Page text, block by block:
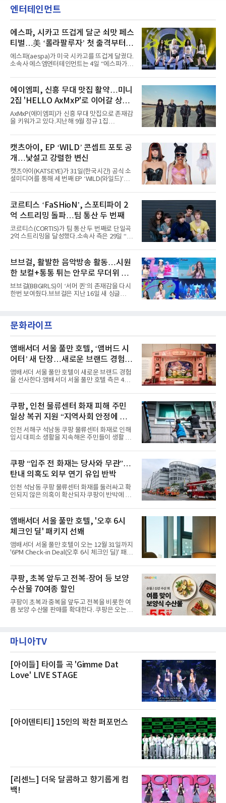
엔터테인먼트
에스파, 시카고 뜨겁게 달군 쇠맛 페스
티벌…美 ‘롤라팔루자’ 첫 출격부터
증명한 존재감
에스파(aespa)가 미국 시카고를 뜨겁게 달궜다.
소속사 에스엠엔터테인먼트는 4일 “에스파가
서 열린 ‘롤라팔루자 시카고’(Lollapalooza
Chicago)의 알리안츠 스테이지에 올랐다”며
“총 14곡으로 구성된 세트리스트를 선사, 데뷔 7
년 차다운 노련한 무대 매너와 파워풀한 에너지
로 현장의 분위기를 압도했다”고 밝혔다.1991
년 시작된 ‘롤라팔루자’는 8개 스테이지, 170여
팀의 아티스트와 40만 명 이상의 관객이 운집하
코르티스 등 K팝 스타들이 출연진 명단에 이름
을 올렸다.이날 에스파는
에이엠피, 신흥 무대 맛집 활약…미니
2집 'HELLO AxMxP'로 이어갈 상승
세
AxMxP(에이엠피)가 신흥 무대 맛집으로 존재감
을 키워가고 있다.지난해 9월 정규 1집
AxMxP는 데뷔 전부터 버스킹과 각종 페스티벌,
공연 무대에 오르며 실전 경험을 쌓아왔다.이들
은 소속사 패밀리 콘서트를 비롯해 '뷰티풀 민트
라이프 2025', '2025 부산국제록페스티벌' 등 대
형 무대에 잇달아 출연해 당찬 에너지와 풋풋한
매력으로 음악팬들의 눈도장을 찍었다.이후
AxMxP는 '카운트다운 판타지 2025-2026',
정적인 실력을 입증했고, 올해 '2026 어썸뮤직
페스티벌', '뷰티풀 민트 라이프 2026', '2026
캣츠아이, EP ‘WILD’ 콘셉트 포토 공
개…낯설고 강렬한 변신
캣츠아이(KATSEYE)가 31일(한국시간) 공식 소
셜미디어를 통해 세 번째 EP ‘WILD(와일드)’의
heart(와일드 하트)’라는 제목이 붙은 콘셉트 포
토에는 멤버들의 본능적이고 야성적인 면모가
강렬하게 담겼다. 짙은 아이섀도와 푸른빛·금빛·
붉은빛의 컬러 렌즈가 비현실적인 분위기를 자
아내고, 여러 원색이 불규칙하게 뒤섞인 멀티컬
러 헤어와 과감한 블루·블랙 립 메이크업이 낯설
고도 매혹적인 비주얼을 완성했다.스타일링 역
엣을 거침없이 결합했다. 멤버들은 각기 다른 개
성을 살린 스타일링을 선
코르티스 ‘FaSHioN’, 스포티파이 2
억 스트리밍 돌파…팀 통산 두 번째
코르티스(CORTIS)가 팀 통산 두 번째로 단일곡
2억 스트리밍을 달성했다.소속사 측은 29일 “코
벌 오디오·음원 스트리밍 플랫폼 스포티파이에
서 27일 자로 누적 재생 수 2억 회를 돌파했
다”고 밝혔다.곡이 발표된 지 약 10개월 만이다.
팀의 첫 번째 2억 스트리밍 곡은 동일 음반에 수
록된 ‘GO!’다. 이 노래는 공개 약 9개월 만인 지
난달 26일 자에 2억 고지를 밟았다. 이는 최근 5
년 내 데뷔한 보이그룹의 곡 중 최단기 2억 달성
했다. “내 티, 5 bucks 바지는, 만원” 등 멤버들
의 라이프 스타일
브브걸, 활발한 음악방송 활동…시원
한 보컬+통통 튀는 안무로 무더위 사
냥
브브걸(BBGIRLS)이 ‘서머 퀸’의 존재감을 다시
한번 보여줬다.브브걸은 지난 16일 새 싱글
MBC '쇼! 음악중심', SBS '인기가요' 등 주요 음
악방송 무대에 올라 화려한 퍼포먼스를 펼쳤다.
력을 앞세워 매 무대 색다른 볼거리를 선사했다.
특히 화사한 파스텔 톤의 비치웨어부터 청량한
마린룩, 햇살 아래 반짝이는 물결을 연상시키는
스커트, 강렬한 붉은 계열의 스타일링까지 각기
다른 매력을 선보였다. 브브걸은 다채로운 여름
패션을 완벽하게 소화하며 보
문화라이프
앰배서더 서울 풀만 호텔, ‘앰버드 시
어터’ 새 단장…새로운 브랜드 경험 선
사
앰배서더 서울 풀만 호텔이 새로운 브랜드 경험
을 선사한다.앰배서더 서울 풀만 호텔 측은 4일
이야기를 담은 인형 극장 콘셉트의 공간 ‘앰버드
시어터(Ambird Theater)’를 새롭게 선보인
다”고 밝혔다.앰배서더 서울 풀만 호텔은 로비
한편에 마련된 앰버드 존을 통해 앰버드의 세계
관을 소개해왔다. 앰버드 존은 앰버드가 우주여
행 중 수집한 다양한 굿즈를 전시한 '앰버드 플래
닛(Ambird Planet)과 계절별 플라워 연출로 사
라 극장을 모티브로 한 데코레이션으로 구성됐
다. 무대 공간 및 티켓 박스
쿠팡, 인천 물류센터 화재 피해 주민
일상 복귀 지원 “지역사회 안정에 총
력”
인천 서해구 석남동 쿠팡 물류센터 화재로 인해
임시 대피소 생활을 지속해온 주민들이 생활 터
필먼트서비스(CFS)가 지난 28일부터 화재 피해
주민을 대상으로 전문 출장 청소서비스 지원에
나섬으로써 본격적인 지역사회 복구 작업이 시
작된 것이다.대피소 주민 중심 청소 접수, 첫날
부터 2가구 지원 완료CFS는 신현초등학교, 신
현북초등학교, 신현여자중학교 등 인천 서해구
관내 임시 대피소 3곳에서 체류해온 화재 피해
민들의 호응 속에 CFS는 즉시 행동에 나섰다. 지
난 28일 오후 전문 청소업체와
쿠팡 “입주 전 화재는 당사와 무관”…
탄내 의혹도 외부 연기 유입 반박
인천 석남동 쿠팡 물류센터 화재를 둘러싸고 확
인되지 않은 의혹이 확산되자 쿠팡이 반박에 나
에 대해서는 외부 화재 연기 유입이라고 설명했
고, 2023년 같은 물류센터에서 발생한 화재에
대해서도 쿠팡 입주 전 공사 과정에서 벌어진 일
이라며 선을 그었다.쿠팡은 21일 인천 물류센터
내부에서 불이 타는 냄새가 났다는 의혹과 관련
해 “사실무근”이라는 입장을 밝혔다.회사 측은
“인근에서 지난 15일 다른 회사에서 발생한 대
것으로 확인됐다”고 설명했다.이어 “정확한 화
재 원인은 추후 조사될
앰배서더 서울 풀만 호텔, '오후 6시
체크인 딜' 패키지 선봬
앰배서더 서울 풀만 호텔이 오는 12월 31일까지
'6PM Check-in Deal(오후 6시 체크인 딜)' 패키
으로 여유로운 저녁 시간부터 호텔 스테이를 시
작할 수 있도록 준비됐다.앰배서더 서울 풀만 호
텔 측은 “퇴근 후 또는 주말 도심 속에서 짧지만
온전한 휴식을 원하는 고객들에게 특별한 경험
을 제공한다”고 밝혔다.패키지는 디럭스와 이그
제큐티브 두 가지 타입으로 구성된다. 디럭스 패
키지는 객실 1박(룸 온리)으로 심플한 호캉스를
스 센터 사우나 2인 이용 혜택이 포함된다.특히
클럽 앰배서더 라운지
쿠팡, 초복 앞두고 전복·장어 등 보양
수산물 70여종 할인
쿠팡이 초복과 중복을 앞두고 전복을 비롯한 여
름 보양 수산물 판매를 확대한다. 쿠팡은 오는
우 등이 포함됐다. 쿠팡은 올해 큰 크기의 전복
생산량이 늘어난 점을 반영해 주요 산지 상품을
전복은 산지에서 채취한 뒤 전국으로 직송되는
방식으로 운영된다. 신선도가 중요한 상품인 만
큼 이르면 다음 날 오전 배송이 가능하도록 물류
마니아TV
[아이들] 타이틀 곡 'Gimme Dat
Love' LIVE STAGE
[아이덴티티] 15인의 꽉찬 퍼포먼스
[리센느] 더욱 달콤하고 향기롭게 컴
백!